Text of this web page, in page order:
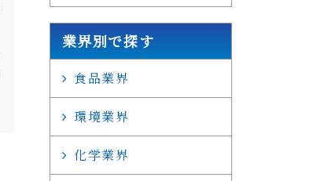
業界別で探す
食品業界
環境業界
化学業界